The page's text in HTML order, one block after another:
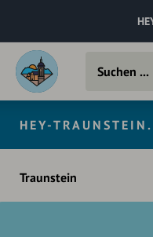
HEY-
Traunstein